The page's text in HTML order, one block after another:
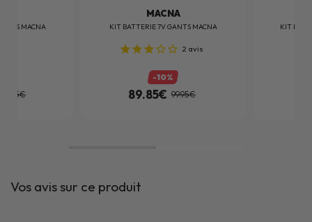
MACNA
MACNA
KIT BATTERIE 7V GANTS MACNA
2 avis
-10%
89.85€ 99.95€
KIT
Vos avis sur ce produit